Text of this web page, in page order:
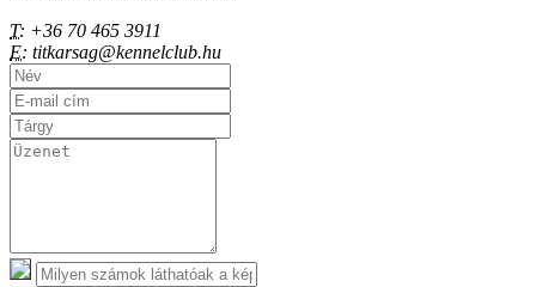
T: +36 70 465 3911
E: titkarsag@kennelclub.hu